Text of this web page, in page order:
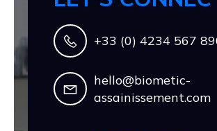
+33 (0) 4234 567
hello@biometic-
assainissement.com